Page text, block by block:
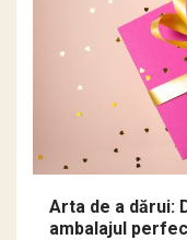
Arta de a dărui:
ambalajul